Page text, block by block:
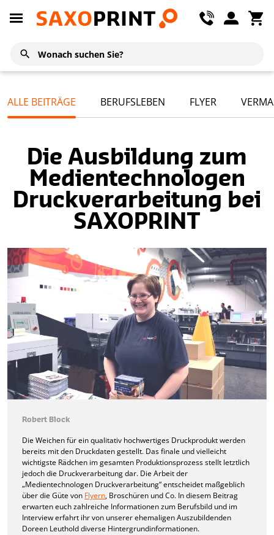
ALLE BEITRÄGE BERUFSLEBEN FLYER
Die Ausbildung zum
Medientechnologen
Druckverarbeitung bei
SAXOPRINT
Robert Block
Die Weichen für ein qualitativ hochwertiges Druckprodukt werden
bereits mit den Druckdaten gestellt. Das finale und vielleicht
wichtigste Rädchen im gesamten Produktionsprozess stellt letztlich
jedoch die Druckverarbeitung dar. Die Arbeit der
„Medientechnologen Druckverarbeitung“ entscheidet maßgeblich
über die Güte von Flyern, Broschüren und Co. In diesem Beitrag
erwarten euch zahlreiche Informationen zum Berufsbild und im
Interview erfahrt ihr von unserer ehemaligen Auszubildenden
Doreen Leuthold diverse Hintergrundinformationen.